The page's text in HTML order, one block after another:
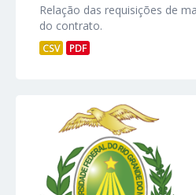
Relação das requisições de
do contrato.
CSV PDF